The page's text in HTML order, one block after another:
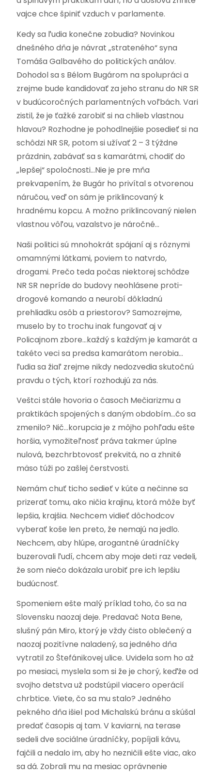
vajce chce špiniť vzduch v parlamente.
Kedy sa ľudia konečne zobudia? Novinkou
dnešného dňa je návrat „strateného“ syna
Tomáša Galbavého do politických análov.
Dohodol sa s Bélom Bugárom na spolupráci a
zrejme bude kandidovať za jeho stranu do NR SR
v budúcoročných parlamentných voľbách. Vari
zistil, že je ťažké zarobiť si na chlieb vlastnou
hlavou? Rozhodne je pohodlnejšie posedieť si na
schôdzi NR SR, potom si užívať 2 – 3 týždne
prázdnin, zabávať sa s kamarátmi, chodiť do
„lepšej“ spoločnosti…Nie je pre mňa
prekvapením, že Bugár ho privítal s otvorenou
náručou, veď on sám je priklincovaný k
hradnému kopcu. A možno priklincovaný nielen
vlastnou vôľou, vazalstvo je náročné…
Naši politici sú mnohokrát spájaní aj s rôznymi
omamnými látkami, poviem to natvrdo,
drogami. Prečo teda počas niektorej schôdze
NR SR nepríde do budovy neohlásene proti-
drogové komando a neurobí dôkladnú
prehliadku osôb a priestorov? Samozrejme,
muselo by to trochu inak fungovať aj v
Policajnom zbore…každý s každým je kamarát a
takéto veci sa predsa kamarátom nerobia…
ľudia sa žiaľ zrejme nikdy nedozvedia skutočnú
pravdu o tých, ktorí rozhodujú za nás.
Veštci stále hovoria o časoch Mečiarizmu a
praktikách spojených s daným obdobím…čo sa
zmenilo? Nič…korupcia je z môjho pohľadu ešte
horšia, vymožiteľnosť práva takmer úplne
nulová, bezchrbtovosť prekvitá, no a zhnité
mäso túži po zašlej čerstvosti.
Nemám chuť ticho sedieť v kúte a nečinne sa
prizerať tomu, ako ničia krajinu, ktorá môže byť
lepšia, krajšia. Nechcem vidieť dôchodcov
vyberať koše len preto, že nemajú na jedlo.
Nechcem, aby hlúpe, arogantné úradníčky
buzerovali ľudí, chcem aby moje deti raz vedeli,
že som niečo dokázala urobiť pre ich lepšiu
budúcnosť.
Spomeniem ešte malý príklad toho, čo sa na
Slovensku naozaj deje. Predavač Nota Bene,
slušný pán Miro, ktorý je vždy čisto oblečený a
naozaj pozitívne naladený, sa jedného dňa
vytratil zo Štefánikovej ulice. Uvidela som ho až
po mesiaci, myslela som si že je chorý, keďže od
svojho detstva už podstúpil viacero operácií
chrbtice. Viete, čo sa mu stalo? Jedného
pekného dňa išiel pod Michalskú bránu a skúšal
predať časopis aj tam. V kaviarni, na terase
sedeli dve sociálne úradníčky, popíjali kávu,
fajčili a nedalo im, aby ho nezničili ešte viac, ako
sa dá. Zobrali mu na mesiac oprávnenie